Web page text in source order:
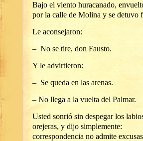
Bajo el viento huracanado,
por la calle de Molina y se detuvo
Le aconsejaron:
– No se tire, don Fausto.
Y le advirtieron:
– Se queda en las arenas.
– No llega a la vuelta del Palmar.
Usted sonrió sin despegar los
orejeras, y dijo
correspondencia no admite